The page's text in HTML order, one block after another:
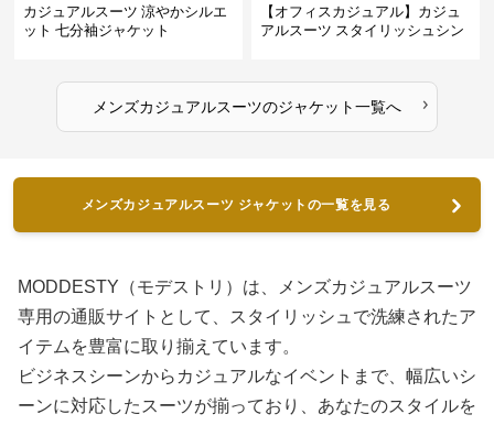
カジュアルスーツ 涼やかシルエ
ット 七分袖ジャケット
【オフィスカジュアル】カジュ
アルスーツ スタイリッシュシン
メンズカジュアルスーツのジャケット一覧へ ›
メンズカジュアルスーツ ジャケットの一覧を見る
MODDESTY（モデストリ）は、メンズカジュアルスーツ
専用の通販サイトとして、スタイリッシュで洗練されたア
イテムを豊富に取り揃えています。
ビジネスシーンからカジュアルなイベントまで、幅広いシ
ーンに対応したスーツが揃っており、あなたのスタイルを